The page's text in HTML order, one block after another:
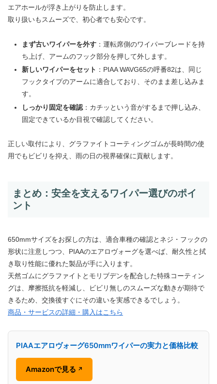
エアホールが浮き上がりを防止します。
取り扱いもスムーズで、初心者でも安心です。
まず古いワイパーを外す：運転席側のワイパーブレードを持
ち上げ、アームのフック部分を押して外します。
新しいワイパーをセット ：PIAA WAVG65の呼番82は、同じ
フックタイプのアームに適合しており、そのまま差し込みま
す。
しっかり固定を確認：カチッという音がするまで押し込み、
固定できているか目視で確認してください。
正しい取付により、グラファイトコーティングゴムが長時間の使
用でもビビリを抑え、雨の日の視界確保に貢献します。
まとめ：安全を支えるワイパー選びのポイ
ント
650mmサイズをお探しの方は、適合車種の確認とネジ・フックの
形状に注意しつつ、PIAAのエアロヴォーグを選べば、耐久性と拭
き取り性能に優れた製品が手に入ります。
天然ゴムにグラファイトとモリブデンを配合した特殊コーティン
グは、摩擦抵抗を軽減し、ビビリ無しのスムーズな動きが期待で
きるため、交換後すぐにその違いを実感できるでしょう。
商品・サービスの詳細・購入はこちら
PIAAエアロヴォーグ650mmワイパーの実力と価格比較
Amazonで見る ↗